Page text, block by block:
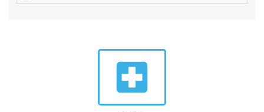
local_hospital